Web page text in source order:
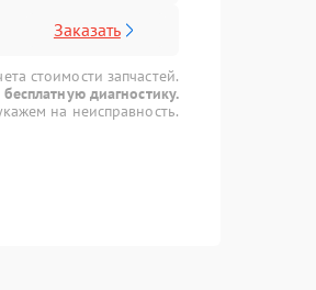
Заказать
стоимости запчастей.
диагностику.
на неисправность.